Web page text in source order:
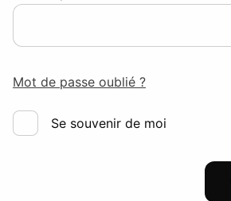
Mot de passe oublié ?
Se souvenir de moi